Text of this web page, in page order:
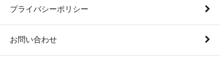
プライバシーポリシー
お問い合わせ